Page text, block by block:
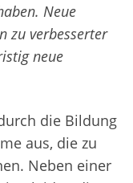
Neue
zu verbesserter
neue
die Bildung
aus, die zu
Neben einer